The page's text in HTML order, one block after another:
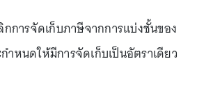
กการจัดเก็บภาษีจากการแบ่งชั้นของ
ำหนดให้มีการจัดเก็บเป็นอัตราเดียว